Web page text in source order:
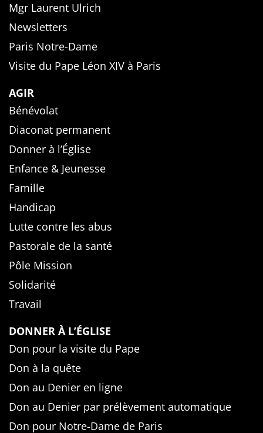
Mgr Laurent Ulrich
Newsletters
Paris Notre-Dame
Visite du Pape Léon XIV à Paris
AGIR
Bénévolat
Diaconat permanent
Donner à l’Église
Enfance & Jeunesse
Famille
Handicap
Lutte contre les abus
Pastorale de la santé
Pôle Mission
Solidarité
Travail
DONNER À L’ÉGLISE
Don pour la visite du Pape
Don à la quête
Don au Denier en ligne
Don au Denier par prélèvement automatique
Don pour Notre-Dame de Paris